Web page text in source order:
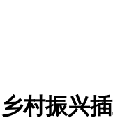
村振兴